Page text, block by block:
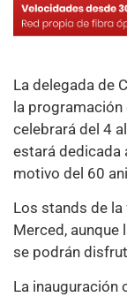
La delegada de
la programación
celebrará del 4
estará dedicada
motivo del 60
Los stands de la
Merced,
se podrán
La inauguración